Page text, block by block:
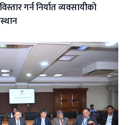
गर्न निर्यात व्यवसायीको